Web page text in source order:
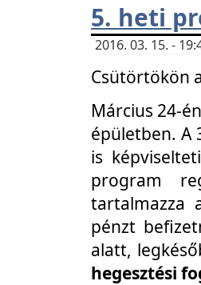
5. heti
2016. 03. 15. -
Csütörtökön
Március 24-
épületben. A
is
program
tartalmazza
pénzt
alatt,
hegesztési